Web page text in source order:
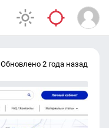
Обновлено 2 года назад